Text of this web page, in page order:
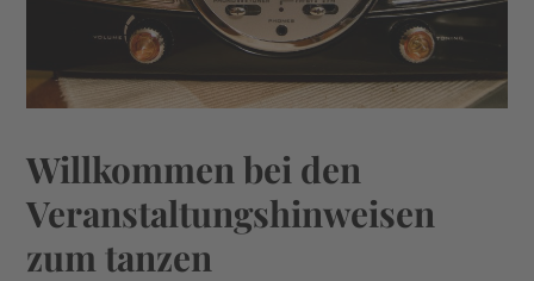
Willkommen bei den
Veranstaltungshinweisen
zum tanzen